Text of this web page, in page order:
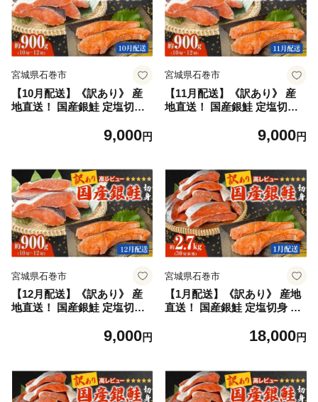
宮城県石巻市
【10月配送】《訳あり》 産
地直送！ 国産銀鮭 定塩切身
家庭用 塩鮭 宮城県 石巻市
9,000円
宮城県石巻市
【11月配送】《訳あり》 産
地直送！ 国産銀鮭 定塩切身
家庭用 塩鮭 宮城県 石巻市
9,000円
宮城県石巻市
【12月配送】《訳あり》 産
地直送！ 国産銀鮭 定塩切身
家庭用 塩鮭 宮城県 石巻市
9,000円
宮城県石巻市
【1月配送】《訳あり》 産地
直送！ 国産銀鮭 定塩切身 2.7
庭用 塩鮭 宮城県 石巻市
18,000円